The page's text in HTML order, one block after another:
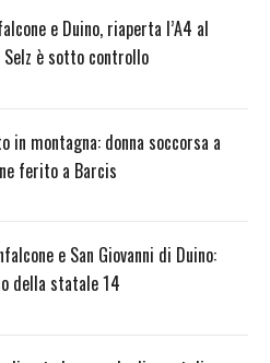
e Duino, riaperta l’A4 al
è sotto controllo
in montagna: donna soccorsa a
ferito a Barcis
e San Giovanni di Duino:
della statale 14